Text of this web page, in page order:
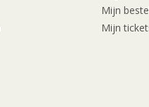
Mijn
Mijn